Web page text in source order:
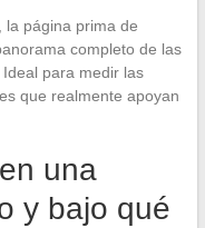
la página prima de
completo de las
para medir las
que realmente apoyan
una
y bajo qué